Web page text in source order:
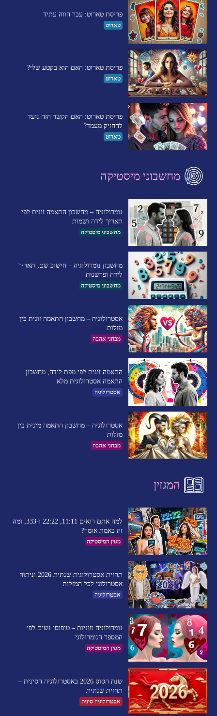
פריסת טארוט: עבר הווה עתיד
טארוט
פריסת טארוט: האם הוא בקטע שלי?
טארוט
פריסת טארוט: האם הקשר הזה נועד
להחזיק מעמד?
טארוט
מחשבוני מיסטיקה
נומרולוגיה – מחשבון התאמה זוגית לפי
תאריך לידה ושמות
מחשבוני מיסטיקה
מחשבון נומרולוגיה – חישוב שם, תאריך
לידה ופרשנות
מחשבוני מיסטיקה
אסטרולוגיה – מחשבון התאמה זוגית בין
מזלות
מבחני אהבה
התאמה זוגית לפי מפת לידה, מחשבון
התאמה אסטרולוגית מלא
אסטרולוגיה
אסטרולוגיה – מחשבון התאמה מינית בין
מזלות
מבחני אהבה
המגזין
למה אתם רואים 11:11, 22:22 ו-333, ומה
זה באמת אומר?
מגזין המיסטיקה
תחזית אסטרולוגית שנתית 2026 וניתוח
אסטרולוגי לכל המזלות
אסטרולוגיה
נומרולוגיה וזוגיות – טיפוסי נשים לפי
המספר הנומרולוגי
מגזין המיסטיקה
שנת הסוס 2026 באסטרולוגיה הסינית –
תחזית שנתית
אסטרולוגיה סינית